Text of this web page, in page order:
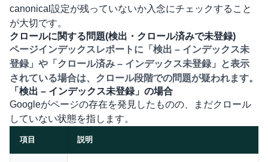
canonical設定が残っていないか入念にチェックすること
が大切です。
クロールに関する問題(検出・クロール済みで未登録)
ページインデックスレポートに「検出 – インデックス未
登録」や「クロール済み – インデックス未登録」と表示
されている場合は、クロール段階での問題が疑われます。
「検出 – インデックス未登録」の場合
Googleがページの存在を発見したものの、まだクロール
していない状態を指します。
項目 説明